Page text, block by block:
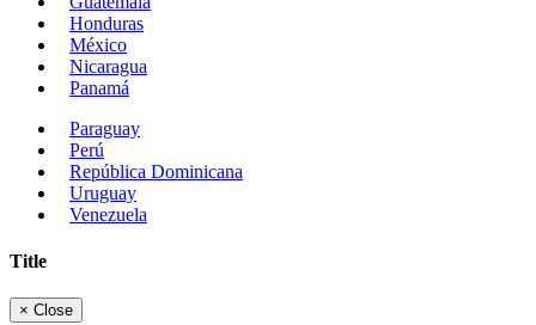
Honduras
México
Nicaragua
Panamá
Paraguay
Perú
República Dominicana
Uruguay
Venezuela
Title
× Close